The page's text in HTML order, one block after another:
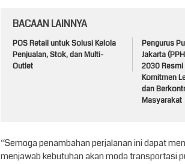
BACAAN LAINNYA
POS Retail untuk Solusi Kelola
Penjualan, Stok, dan Multi-
Outlet
Pengurus
Jakarta
2030
Komitmen
dan
Masyarakat
“Semoga penambahan perjalanan ini dapat
menjawab kebutuhan akan moda transportasi